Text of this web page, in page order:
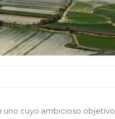
uno cuyo ambicioso objetivo,